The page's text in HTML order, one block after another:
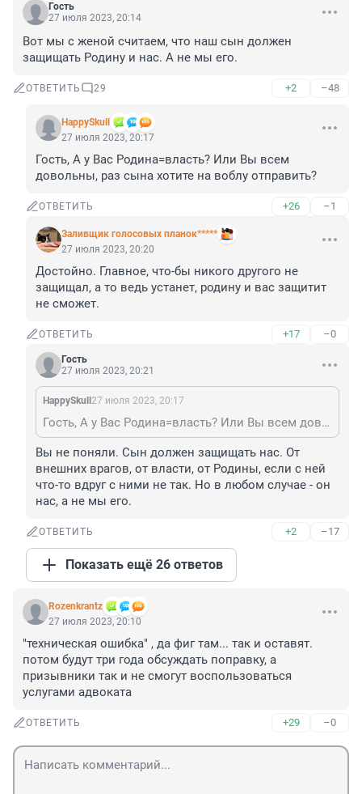
Гость
27 июля 2023, 20:14
Вот мы с женой считаем, что наш сын должен
защищать Родину и нас. А не мы его.
ОТВЕТИТЬ 29 +2 –48
HappySkull
27 июля 2023, 20:17
Гость, А у Вас Родина=власть? Или Вы всем
довольны, раз сына хотите на воблу отправить?
ОТВЕТИТЬ +26 –1
Заливщик голосовых планок*****
27 июля 2023, 20:20
Достойно. Главное, что-бы никого другого не
защищал, а то ведь устанет, родину и вас защитит
не сможет.
ОТВЕТИТЬ +17 –0
Гость
27 июля 2023, 20:21
HappySkull 27 июля 2023, 20:17
Гость, А у Вас Родина=власть? Или Вы всем довольны, раз сына хотите на воблу отправить?
Вы не поняли. Сын должен защищать нас. От
внешних врагов, от власти, от Родины, если с ней
что-то вдруг с ними не так. Но в любом случае - он
нас, а не мы его.
ОТВЕТИТЬ +2 –17
Показать ещё 26 ответов
Rozenkrantz
27 июля 2023, 20:10
"техническая ошибка" , да фиг там... так и оставят.
потом будут три года обсуждать поправку, а
призывники так и не смогут воспользоваться
услугами адвоката
ОТВЕТИТЬ +29 –0